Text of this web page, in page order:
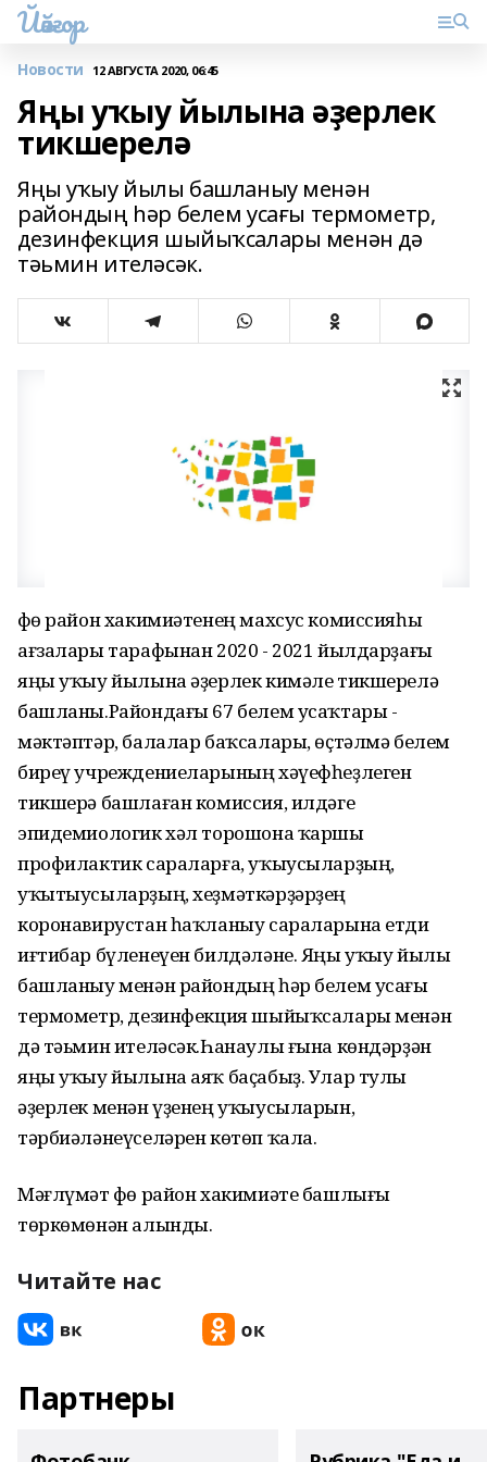
Йәйғор
Новости 12 АВГУСТА 2020, 06:45
Яңы уҡыу йылына әҙерлек
тикшерелә
Яңы уҡыу йылы башланыу менән
райондың һәр белем усағы термометр,
дезинфекция шыйыҡсалары менән дә
тәьмин ителәсәк.
Өфө район хакимиәтенең махсус комиссияһы
ағзалары тарафынан 2020 - 2021 йылдарҙағы
яңы уҡыу йылына әҙерлек кимәле тикшерелә
башланы.Райондағы 67 белем усаҡтары -
мәктәптәр, балалар баҡсалары, өҫтәлмә белем
биреү учреждениеларының хәүефһеҙлеген
тикшерә башлаған комиссия, илдәге
эпидемиологик хәл торошона ҡаршы
профилактик сараларға, уҡыусыларҙың,
уҡытыусыларҙың, хеҙмәткәрҙәрҙең
коронавирустан һаҡланыу сараларына етди
иғтибар бүленеүен билдәләне. Яңы уҡыу йылы
башланыу менән райондың һәр белем усағы
термометр, дезинфекция шыйыҡсалары менән
дә тәьмин ителәсәк.Һанаулы ғына көндәрҙән
яңы уҡыу йылына аяҡ баҫабыҙ. Улар тулы
әҙерлек менән үҙенең уҡыусыларын,
тәрбиәләнеүселәрен көтөп ҡала.
Мәғлүмәт Өфө район хакимиәте башлығы
төркөмөнән алынды.
Читайте нас
Партнеры